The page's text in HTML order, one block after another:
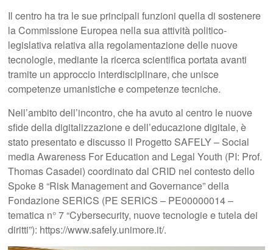
Il centro ha tra le sue principali funzioni quella di sostenere
la Commissione Europea nella sua attività politico-
legislativa relativa alla regolamentazione delle nuove
tecnologie, mediante la ricerca scientifica portata avanti
tramite un approccio interdisciplinare, che unisce
competenze umanistiche e competenze tecniche.
Nell’ambito dell’incontro, che ha avuto al centro le nuove
sfide della digitalizzazione e dell’educazione digitale, è
stato presentato e discusso il Progetto SAFELY – Social
media Awareness For Education and Legal Youth (PI: Prof.
Thomas Casadei) coordinato dal CRID nel contesto dello
Spoke 8 “Risk Management and Governance” della
Fondazione SERICS (PE SERICS – PE00000014 –
tematica n° 7 “Cybersecurity, nuove tecnologie e tutela dei
diritti”): https://www.safely.unimore.it/.